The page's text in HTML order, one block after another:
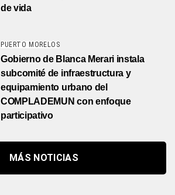
de vida
PUERTO MORELOS
Gobierno de Blanca Merari instala
subcomité de infraestructura y
equipamiento urbano del
COMPLADEMUN con enfoque
participativo
MÁS NOTICIAS